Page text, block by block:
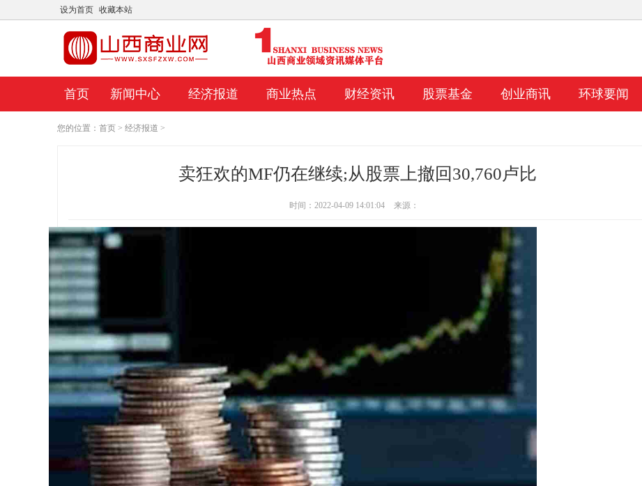
设为首页 收藏本站
首页 新闻中心 经济报道 商业热点 财经资讯 股票基金 创业商讯 环球要闻
您的位置： 首页 > 经济报道 >
卖狂欢的MF仍在继续;从股票上撤回30,760卢比
时间：2022-04-09 14:01:04 来源：
1个长期购买的房屋建筑商